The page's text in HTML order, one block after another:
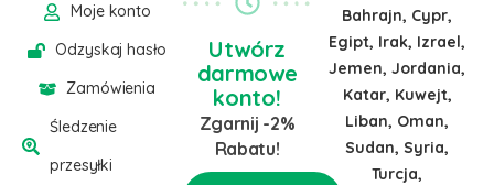
Moje konto
Odzyskaj hasło
Zamówienia
Śledzenie
przesyłki
Bahrajn, Cypr,
Egipt, Irak, Izrael,
Jemen, Jordania,
Katar, Kuwejt,
Liban, Oman,
Sudan, Syria,
Turcja,
Utwórz
darmowe
konto!
Zgarnij -2%
Rabatu!